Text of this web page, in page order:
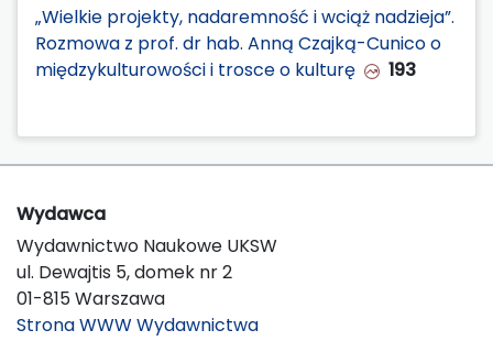
„Wielkie projekty, nadaremność i wciąż nadzieja”.
Rozmowa z prof. dr hab. Anną Czajką-Cunico o
międzykulturowości i trosce o kulturę
193
Wydawca
Wydawnictwo Naukowe UKSW
ul. Dewajtis 5, domek nr 2
01-815 Warszawa
Strona WWW Wydawnictwa